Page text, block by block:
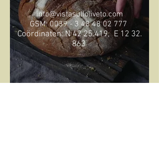
info@vistasulloliveto.com
GSM:0039 - 3 48 48 02 777
Coördinaten: N42 25.419, E 12 32.
863